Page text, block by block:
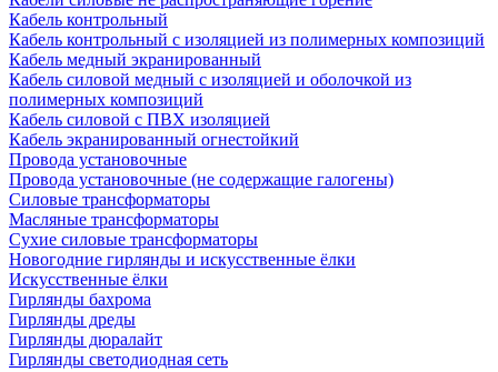
Кабель контрольный
Кабель контрольный с изоляцией из полимерных композиций
Кабель медный экранированный
Кабель силовой медный с изоляцией и оболочкой из
полимерных композиций
Кабель силовой с ПВХ изоляцией
Кабель экранированный огнестойкий
Провода установочные
Провода установочные (не содержащие галогены)
Силовые трансформаторы
Масляные трансформаторы
Сухие силовые трансформаторы
Новогодние гирлянды и искусственные ёлки
Искусственные ёлки
Гирлянды бахрома
Гирлянды дреды
Гирлянды дюралайт
Гирлянды светодиодная сеть